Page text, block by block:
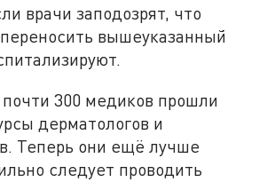
врачи заподозрят, что
вышеуказанный
300 медиков прошли
дерматологов и
Теперь они ещё лучше
следует проводить